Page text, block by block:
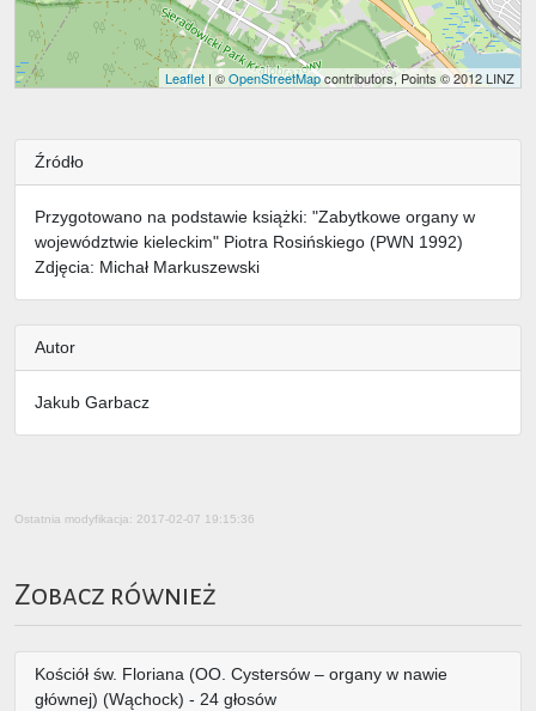
Leaflet | ©OpenStreetMapcontributors, Points © 2012 LINZ
Źródło
Przygotowano na podstawie książki: "Zabytkowe organy w
województwie kieleckim" Piotra Rosińskiego (PWN 1992)
Zdjęcia: Michał Markuszewski
Autor
Jakub Garbacz
Ostatnia modyfikacja: 2017-02-07 19:15:36
Zobacz również
Kościół św. Floriana (OO. Cystersów – organy w nawie
głównej) (Wąchock) - 24 głosów